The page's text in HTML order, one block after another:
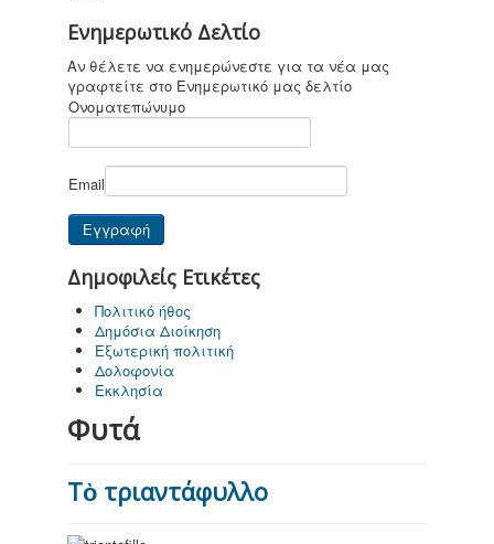
Για παιδιά ....
καi όχι μόνο
Ενημερωτικό Δελτίο
Αν θέλετε να ενημερώνεστε για τα νέα μας
γραφτείτε στο Ενημερωτικό μας δελτίο
Ονοματεπώνυμο
Email
Δημοφιλείς Ετικέτες
Πολιτικό ήθος
Δημόσια Διοίκηση
Εξωτερική πολιτική
Δολοφονία
Εκκλησία
Φυτά
Τὸ τριαντάφυλλο